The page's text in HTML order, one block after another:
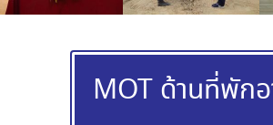
MOT ด้านที่พัก